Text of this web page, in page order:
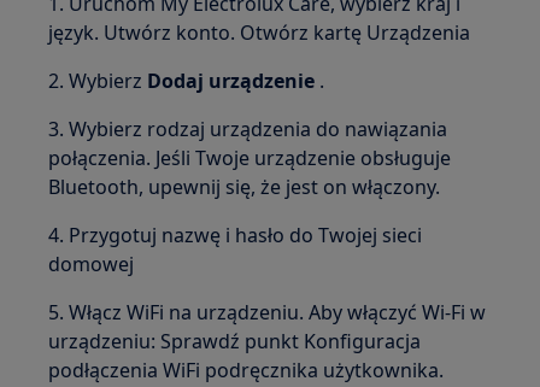
język. Utwórz konto. Otwórz kartę Urządzenia
2. Wybierz Dodaj urządzenie .
3. Wybierz rodzaj urządzenia do nawiązania
połączenia. Jeśli Twoje urządzenie obsługuje
Bluetooth, upewnij się, że jest on włączony.
4. Przygotuj nazwę i hasło do Twojej sieci
domowej
5. Włącz WiFi na urządzeniu. Aby włączyć Wi-Fi w
urządzeniu: Sprawdź punkt Konfiguracja
podłączenia WiFi podręcznika użytkownika.